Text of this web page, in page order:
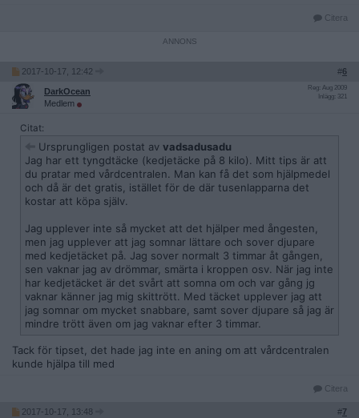
Citera
2017-10-17, 12:42 #6
DarkOcean
Medlem
Reg: Aug 2009
Inlägg: 321
Citat:
Ursprungligen postat av vadsadusadu
Jag har ett tyngdtäcke (kedjetäcke på 8 kilo). Mitt tips är att
du pratar med vårdcentralen. Man kan få det som hjälpmedel
och då är det gratis, istället för de där tusenlapparna det
kostar att köpa själv.
Jag upplever inte så mycket att det hjälper med ångesten,
men jag upplever att jag somnar lättare och sover djupare
med kedjetäcket på. Jag sover normalt 3 timmar åt gången,
sen vaknar jag av drömmar, smärta i kroppen osv. När jag inte
har kedjetäcket är det svårt att somna om och var gång jg
vaknar känner jag mig skittrött. Med täcket upplever jag att
jag somnar om mycket snabbare, samt sover djupare så jag är
mindre trött även om jag vaknar efter 3 timmar.
Tack för tipset, det hade jag inte en aning om att vårdcentralen
kunde hjälpa till med
Citera
2017-10-17, 13:48 #7